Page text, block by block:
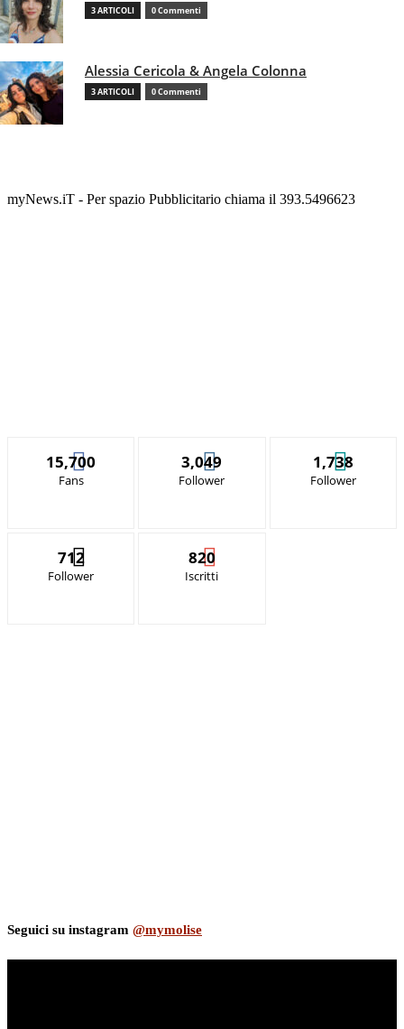
3 ARTICOLI 0 Commenti
Alessia Cericola & Angela Colonna
3 ARTICOLI 0 Commenti
myNews.iT - Per spazio Pubblicitario chiama il 393.5496623
15,700
Fans
3,049
Follower
1,738
Follower
712
Follower
820
Iscritti
Seguici su instagram @mymolise